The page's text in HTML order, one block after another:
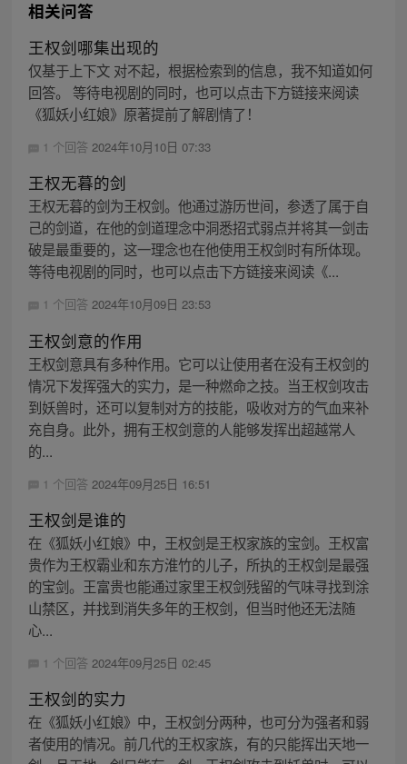
相关问答
王权剑哪集出现的
仅基于上下文 对不起，根据检索到的信息，我不知道如何
回答。 等待电视剧的同时，也可以点击下方链接来阅读
《狐妖小红娘》原著提前了解剧情了！
1 个回答 2024年10月10日 07:33
王权无暮的剑
王权无暮的剑为王权剑。他通过游历世间，参透了属于自
己的剑道，在他的剑道理念中洞悉招式弱点并将其一剑击
破是最重要的，这一理念也在他使用王权剑时有所体现。
等待电视剧的同时，也可以点击下方链接来阅读《...
1 个回答 2024年10月09日 23:53
王权剑意的作用
王权剑意具有多种作用。它可以让使用者在没有王权剑的
情况下发挥强大的实力，是一种燃命之技。当王权剑攻击
到妖兽时，还可以复制对方的技能，吸收对方的气血来补
充自身。此外，拥有王权剑意的人能够发挥出超越常人
的...
1 个回答 2024年09月25日 16:51
王权剑是谁的
在《狐妖小红娘》中，王权剑是王权家族的宝剑。王权富
贵作为王权霸业和东方淮竹的儿子，所执的王权剑是最强
的宝剑。王富贵也能通过家里王权剑残留的气味寻找到涂
山禁区，并找到消失多年的王权剑，但当时他还无法随
心...
1 个回答 2024年09月25日 02:45
王权剑的实力
在《狐妖小红娘》中，王权剑分两种，也可分为强者和弱
者使用的情况。前几代的王权家族，有的只能挥出天地一